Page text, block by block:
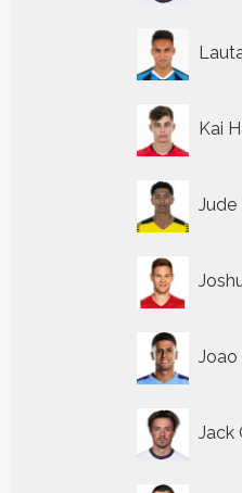
Kai
Jude
Joao
Jack